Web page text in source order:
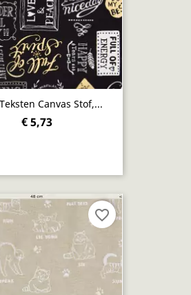
Canvas Stof,...
€ 5,73
favorite_border